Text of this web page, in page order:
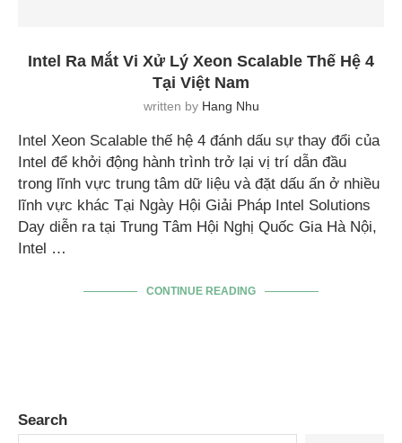
Intel Ra Mắt Vi Xử Lý Xeon Scalable Thế Hệ 4
Tại Việt Nam
written by Hang Nhu
Intel Xeon Scalable thế hệ 4 đánh dấu sự thay đổi của
Intel để khởi động hành trình trở lại vị trí dẫn đầu
trong lĩnh vực trung tâm dữ liệu và đặt dấu ấn ở nhiều
lĩnh vực khác Tại Ngày Hội Giải Pháp Intel Solutions
Day diễn ra tại Trung Tâm Hội Nghị Quốc Gia Hà Nội,
Intel …
CONTINUE READING
Search